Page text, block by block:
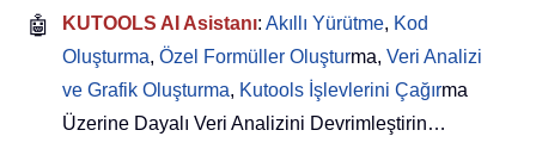
🤖 KUTOOLS AI Asistanı: Akıllı Yürütme, Kod
Oluşturma, Özel Formüller Oluşturma, Veri Analizi
ve Grafik Oluşturma, Kutools İşlevlerini Çağırma
Üzerine Dayalı Veri Analizini Devrimleştirin…